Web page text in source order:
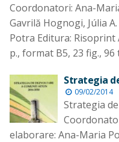
Coordonatori: Ana-
Gavrilă Hognogi, Júlia
Potra Editura: Risoprint
p., format B5, 23 fig.,
Strategia
09/02/2014
Strategia
elaborare: Ana-Maria